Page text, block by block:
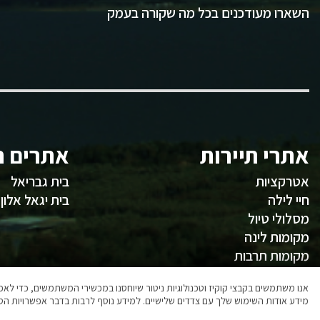
השארו מעודכנים בכל מה שקורה בעמק
אתרי תיירות
אטרקציות
חיי לילה
מסלולי טיול
מקומות לינה
מקומות תרבות
אתרים
בית גבריאל
בית יגאל אלון
אנו משתמשים בקבצי קוקיז וטכנולוגיות ניטור שיוחסנו במכשירי המשתמשים,
מידע אודות השימוש שלך עם צדדים שלישיים. למידע נוסף לרבות בדבר אפשרויות